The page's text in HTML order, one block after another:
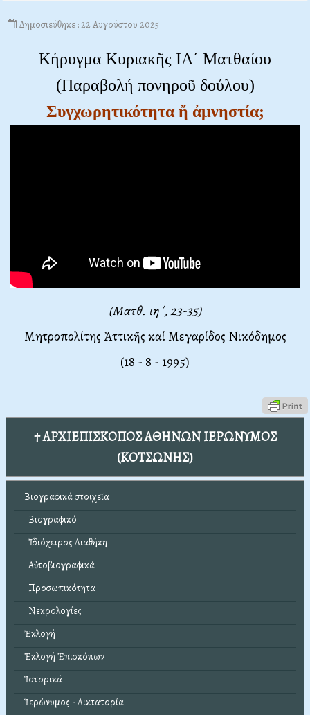
Δημοσιεύθηκε : 22 Αυγούστου 2025
Κήρυγμα Κυριακῆς ΙΑ΄ Ματθαίου
(Παραβολή πονηροῦ δούλου)
Συγχωρητικότητα ἤ ἀμνηστία;
(Ματθ. ιη΄, 23-35)
Μητροπολίτης Ἀττικῆς καί Μεγαρίδος Νικόδημος
(18 - 8 - 1995)
† ΑΡΧΙΕΠΙΣΚΟΠΟΣ ΑΘΗΝΩΝ ΙΕΡΩΝΥΜΟΣ
(ΚΟΤΣΩΝΗΣ)
Βιογραφικά στοιχεῖα
Βιογραφικό
Ἰδιόχειρος Διαθήκη
Αὐτοβιογραφικά
Προσωπικότητα
Νεκρολογίες
Ἐκλογή
Ἐκλογή Ἐπισκόπων
Ἱστορικά
Ἱερώνυμος - Δικτατορία